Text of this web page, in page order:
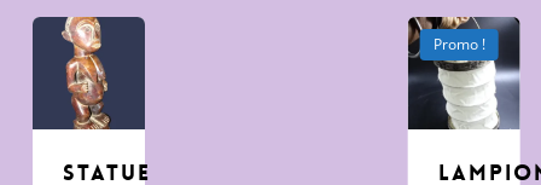
Statue
Promo !